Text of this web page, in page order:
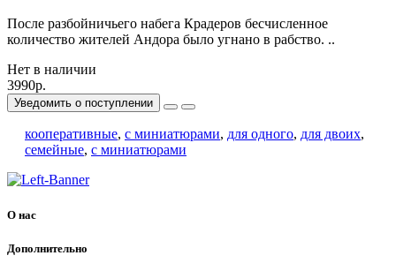
После разбойничьего набега Крадеров бесчисленное
количество жителей Андора было угнано в рабство. ..
Нет в наличии
3990р.
Уведомить о поступлении
кооперативные, с миниатюрами, для одного, для двоих,
семейные, с миниатюрами
О нас
Дополнительно